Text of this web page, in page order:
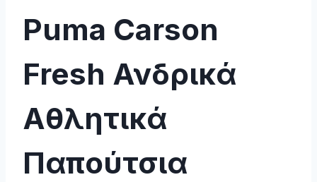
Puma Carson
Fresh Ανδρικά
Αθλητικά
Παπούτσια